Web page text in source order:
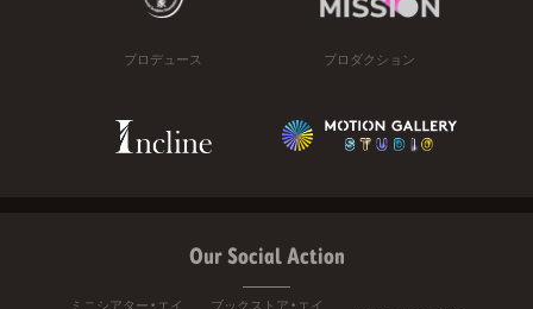
プロデュース プロダクション
Our Social Action
ミニシアター・エイ
ブックストア・エイ